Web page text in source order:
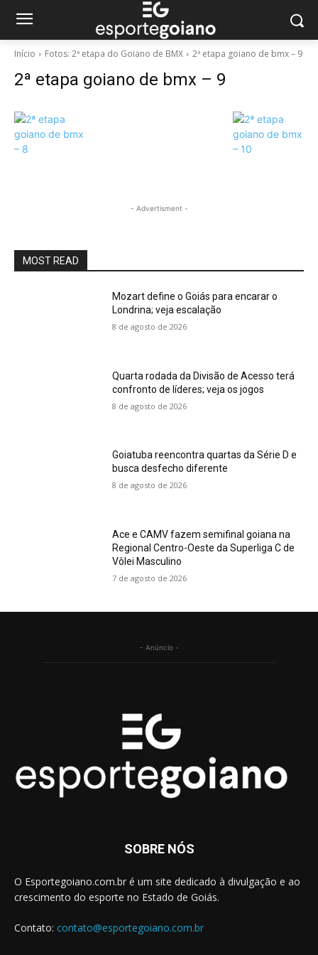
Início Fotos: 2ª etapa do Goiano de BMX 2ª etapa goiano de bmx – 9
2ª etapa goiano de bmx – 9
- Advertisment -
MOST READ
Mozart define o Goiás para encarar o
Londrina; veja escalação
8 de agosto de 2026
Quarta rodada da Divisão de Acesso terá
confronto de líderes; veja os jogos
8 de agosto de 2026
Goiatuba reencontra quartas da Série D e
busca desfecho diferente
8 de agosto de 2026
Ace e CAMV fazem semifinal goiana na
Regional Centro-Oeste da Superliga C de
Vôlei Masculino
7 de agosto de 2026
- Anúncio -
SOBRE NÓS
O Esportegoiano.com.br é um site dedicado à divulgação e ao
crescimento do esporte no Estado de Goiás.
Contato: contato@esportegoiano.com.br